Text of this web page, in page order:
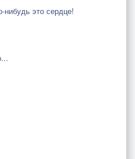
нибудь это сердце!